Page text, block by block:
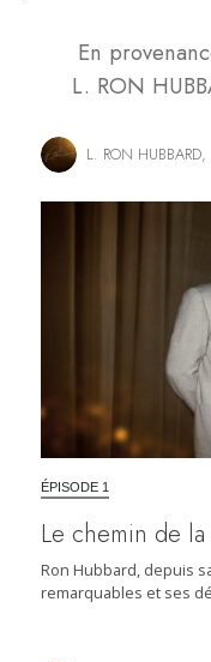
En
L. RON
L. RON HUBBARD,
ÉPISODE 1
Le chemin de
Ron Hubbard, depuis
remarquables et ses